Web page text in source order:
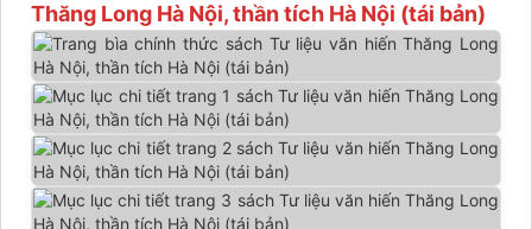
Thăng Long Hà Nội, thần tích Hà Nội (tái bản)